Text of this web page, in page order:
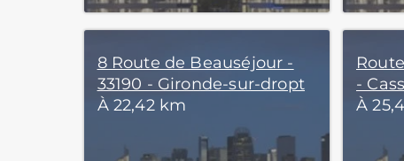
8 Route de Beauséjour -
33190 - Gironde-sur-dropt
À 22,42 km
-
À